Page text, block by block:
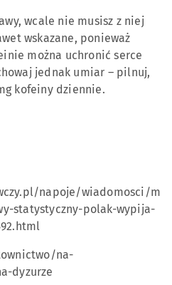
wcale nie musisz z niej
wskazane, ponieważ
można uchronić serce
jednak umiar – pilnuj,
kofeiny dziennie.
napoje/wiadomosci/m
statystyczny-polak-wypija-
na-
dyzurze